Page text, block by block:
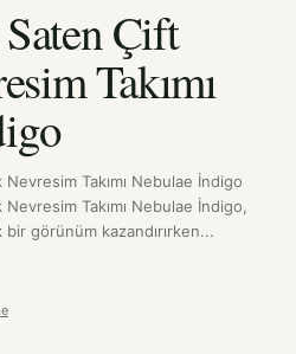
Çift
Takımı
Takımı Nebulae İndigo
Takımı Nebulae İndigo,
görünüm kazandırırken...